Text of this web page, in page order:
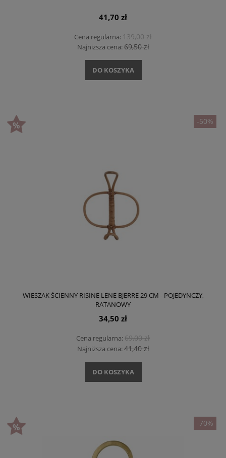
41,70 zł
Cena regularna:139,00 zł
Najniższa cena:69,50 zł
DO KOSZYKA
WIESZAK ŚCIENNY RISINE LENE BJERRE 29 CM - POJEDYNCZY,
RATANOWY
34,50 zł
Cena regularna:69,00 zł
Najniższa cena:41,40 zł
DO KOSZYKA
-50%
-70%